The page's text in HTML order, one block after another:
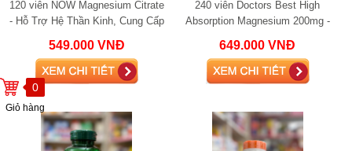
0
Giỏ hàng
120 viên NOW Magnesium Citrate
- Hỗ Trợ Hệ Thần Kinh, Cung Cấp
Khỏe
549.000 VNĐ
240 viên Doctors Best High
Absorption Magnesium 200mg -
Thiện Giấc Ngủ
649.000 VNĐ